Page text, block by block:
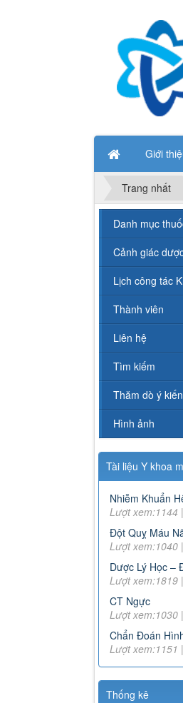
Giới
Trang nhất
Danh mục
Cảnh giác
Lịch công tác
Thành viên
Liên hệ
Tìm kiếm
Thăm dò ý kiến
Hình ảnh
Tài liệu Y khoa
Nhiễm Khuẩn
Lượt xem:1144
Đột Quỵ Máu
Lượt xem:1040
Dược Lý Học –
Lượt xem:1819
CT Ngực
Lượt xem:1030
Chẩn Đoán
Lượt xem:1151
Thống kê